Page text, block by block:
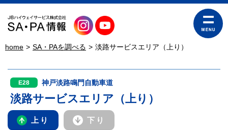
home SA・PAを調べる 淡路サービスエリア（上り）
E28 神戸淡路鳴門自動車道
淡路サービスエリア（上り）
上り 下り